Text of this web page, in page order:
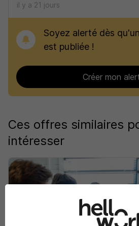
il y a 21 jours
Soyez alerté dès
est publiée !
Créer mon
Ces offres similaires
intéresser
Expert Service Client - CDI